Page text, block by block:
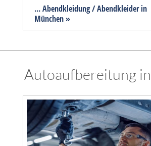
... Abendkleidung / Abendkleider in
München »
Autoaufbereitung